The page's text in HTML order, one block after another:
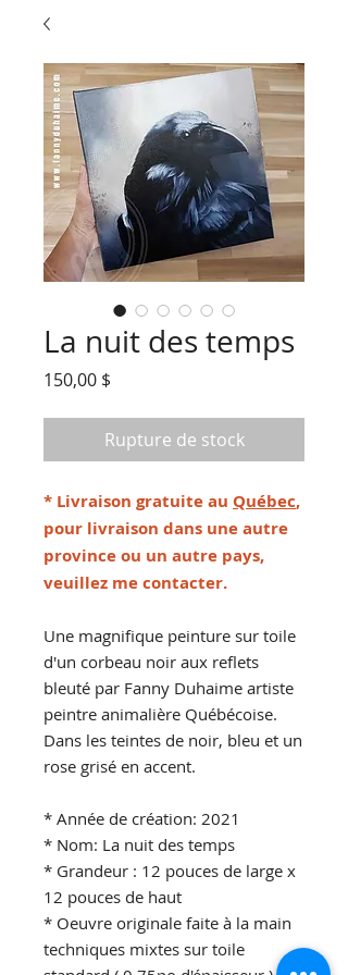
La nuit des temps
150,00 $
Rupture de stock
* Livraison gratuite au Québec,
pour livraison dans une autre
province ou un autre pays,
veuillez me contacter.
Une magnifique peinture sur toile
d'un corbeau noir aux reflets
bleuté par Fanny Duhaime artiste
peintre animalière Québécoise.
Dans les teintes de noir, bleu et un
rose grisé en accent.
* Année de création: 2021
* Nom: La nuit des temps
* Grandeur : 12 pouces de large x
12 pouces de haut
* Oeuvre originale faite à la main
techniques mixtes sur toile